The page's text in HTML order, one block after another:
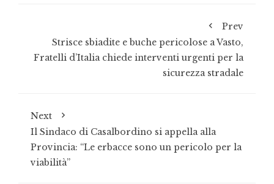
Prev
Strisce sbiadite e buche pericolose a Vasto,
Fratelli d’Italia chiede interventi urgenti per la
sicurezza stradale
Next
Il Sindaco di Casalbordino si appella alla
Provincia: “Le erbacce sono un pericolo per la
viabilità”